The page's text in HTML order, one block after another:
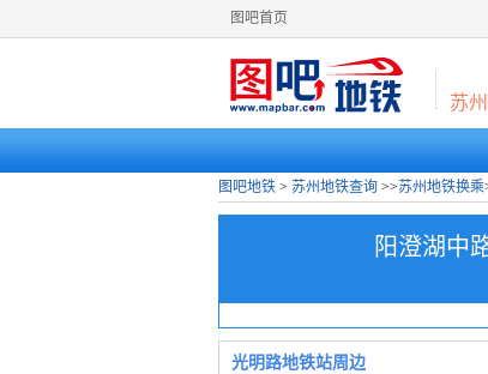
图吧首页
苏
图吧地铁 > 苏州地铁查询 >>苏州地铁换乘
阳澄湖中
光明路地铁站周边